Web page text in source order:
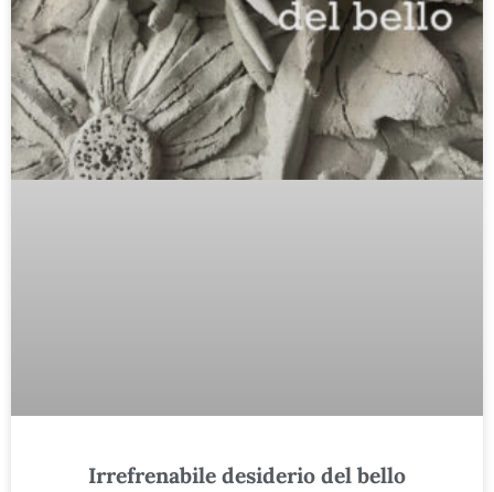
Irrefrenabile desiderio del bello